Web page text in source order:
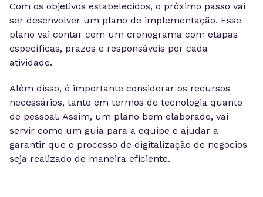
Com os objetivos estabelecidos, o próximo passo vai
ser desenvolver um plano de implementação. Esse
plano vai contar com um cronograma com etapas
específicas, prazos e responsáveis por cada
atividade.
Além disso, é importante considerar os recursos
necessários, tanto em termos de tecnologia quanto
de pessoal. Assim, um plano bem elaborado, vai
servir como um guia para a equipe e ajudar a
garantir que o processo de digitalização de negócios
seja realizado de maneira eficiente.